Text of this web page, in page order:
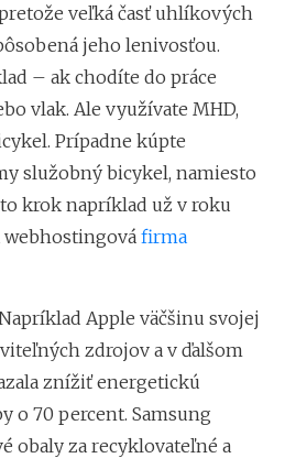
veľká časť uhlíkových
jeho lenivosťou.
– ak chodíte do práce
vlak. Ale využívate MHD,
Prípadne kúpte
služobný bicykel, namiesto
krok napríklad už v roku
webhostingová firma
Apple väčšinu svojej
zdrojov a v ďalšom
znížiť energetickú
o 70 percent. Samsung
obaly za recyklovateľné a